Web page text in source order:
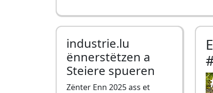
industrie.lu
ënnerstëtzen a
Steiere spueren
Zënter Enn 2025 ass et